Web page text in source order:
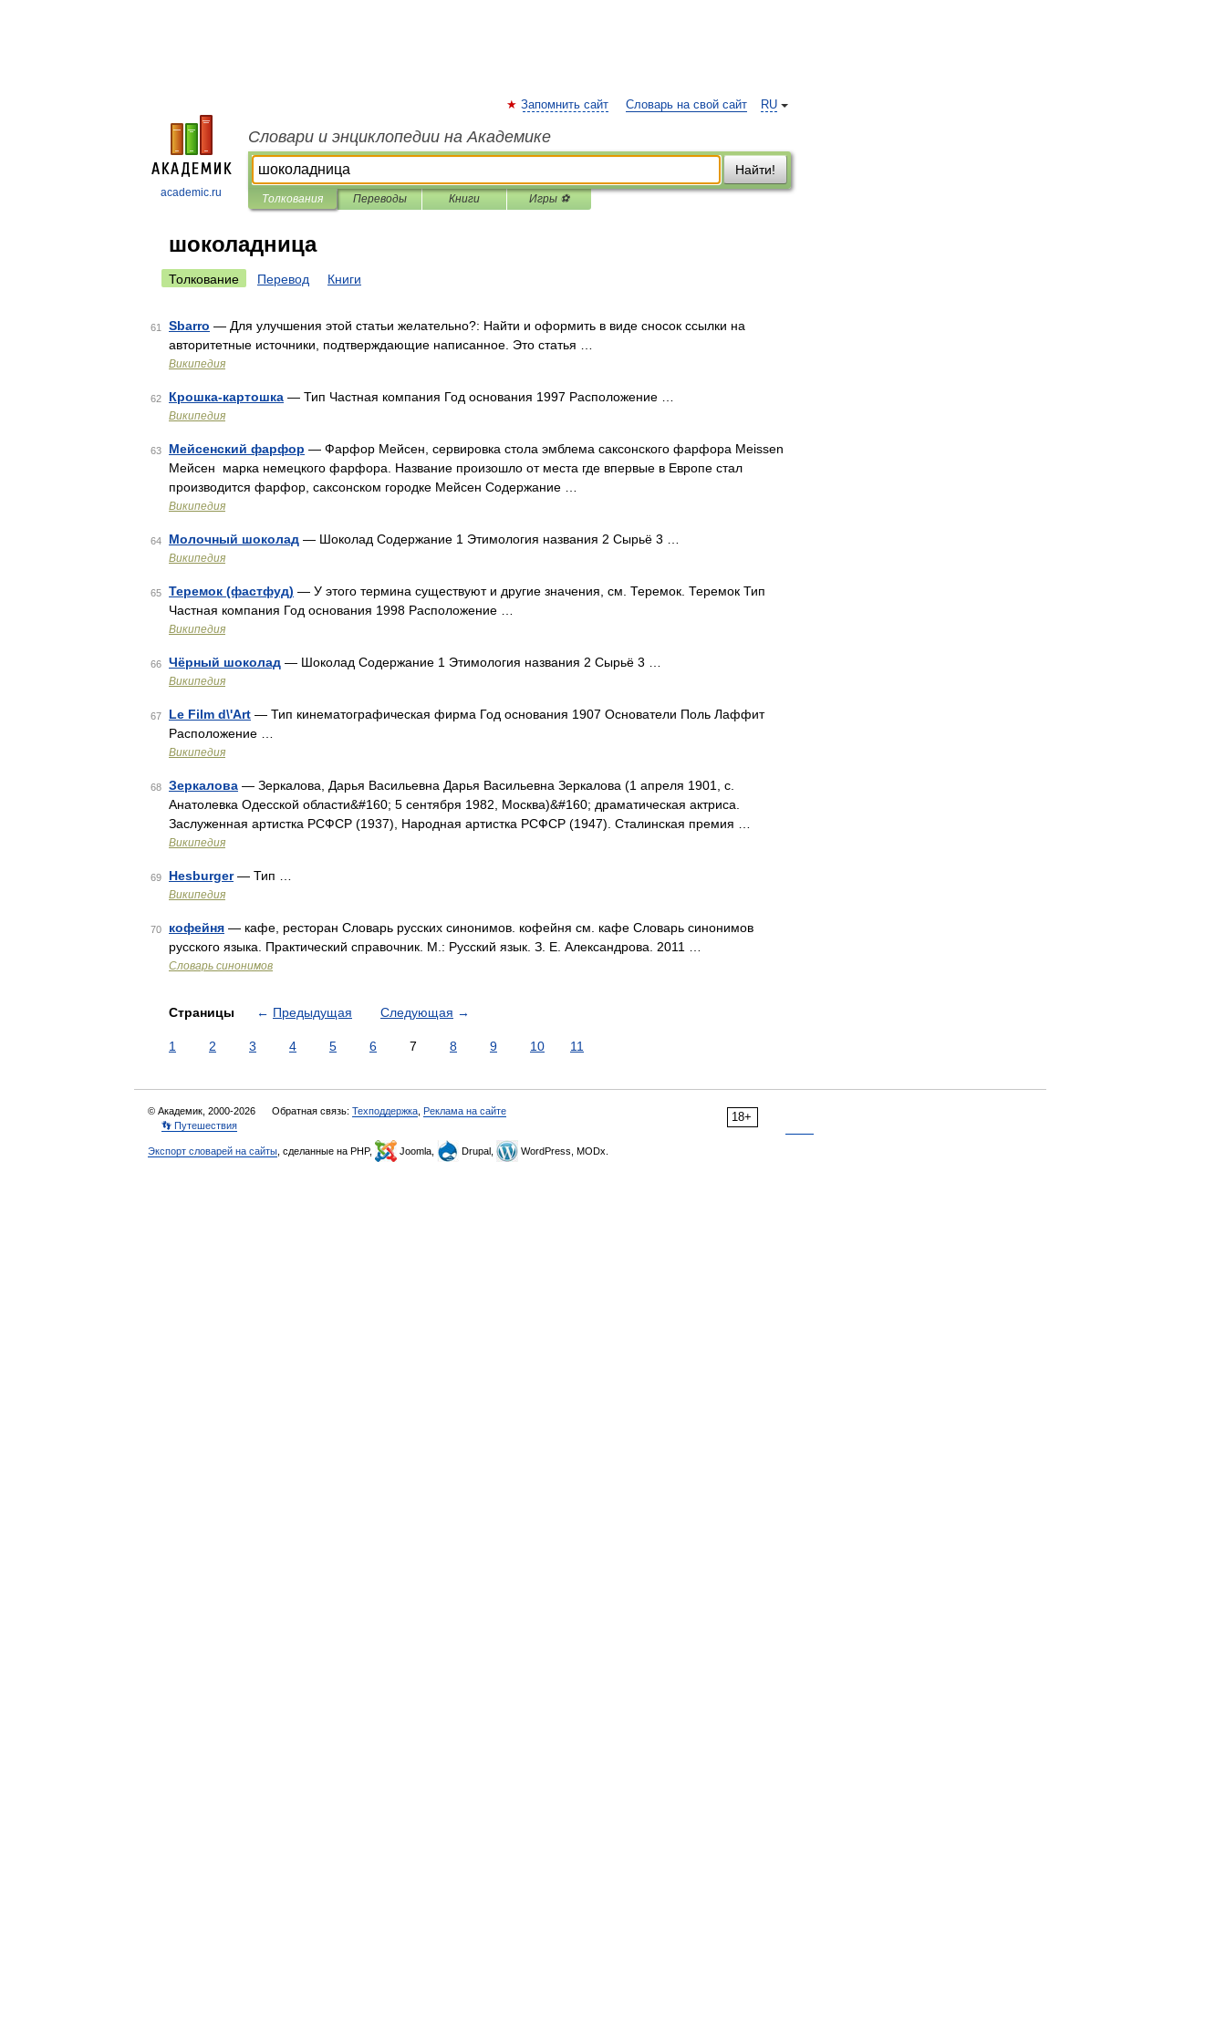
academic.ru
RU
Запомнить сайт Словарь на свой сайт
Словари и энциклопедии на Академике
Найти!
Толкования Переводы Книги Игры ⚽
шоколадница
Толкование Перевод Книги
61 Sbarro — Для улучшения этой статьи желательно?: Найти и оформить в виде сносок ссылки на
авторитетные источники, подтверждающие написанное. Это статья …
Википедия
62 Крошка-картошка — Тип Частная компания Год основания 1997 Расположение …
Википедия
63 Мейсенский фарфор — Фарфор Мейсен, сервировка стола эмблема саксонского фарфора Meissen
Мейсен марка немецкого фарфора. Название произошло от места где впервые в Европе стал
производится фарфор, саксонском городке Мейсен Содержание …
Википедия
64 Молочный шоколад — Шоколад Содержание 1 Этимология названия 2 Сырьё 3 …
Википедия
65 Теремок (фастфуд) — У этого термина существуют и другие значения, см. Теремок. Теремок Тип
Частная компания Год основания 1998 Расположение …
Википедия
66 Чёрный шоколад — Шоколад Содержание 1 Этимология названия 2 Сырьё 3 …
Википедия
67 Le Film d\'Art — Тип кинематографическая фирма Год основания 1907 Основатели Поль Лаффит
Расположение …
Википедия
68 Зеркалова — Зеркалова, Дарья Васильевна Дарья Васильевна Зеркалова (1 апреля 1901, с.
Анатолевка Одесской области&#160; 5 сентября 1982, Москва)&#160; драматическая актриса.
Заслуженная артистка РСФСР (1937), Народная артистка РСФСР (1947). Сталинская премия …
Википедия
69 Hesburger— Тип …
Википедия
70 кофейня — кафе, ресторан Словарь русских синонимов. кофейня см. кафе Словарь синонимов
русского языка. Практический справочник. М.: Русский язык. З. Е. Александрова. 2011 …
Словарь синонимов
Страницы ← Предыдущая Следующая →
1 2 3 4 5 6 7 8 9 10 11
18+
© Академик, 2000-2026 Обратная связь: Техподдержка Реклама на сайте
👣 Путешествия
Экспорт словарей на сайты , сделанные на PHP, Joomla, Drupal, WordPress, MODx.